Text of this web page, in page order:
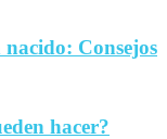
Consejos
hacer?